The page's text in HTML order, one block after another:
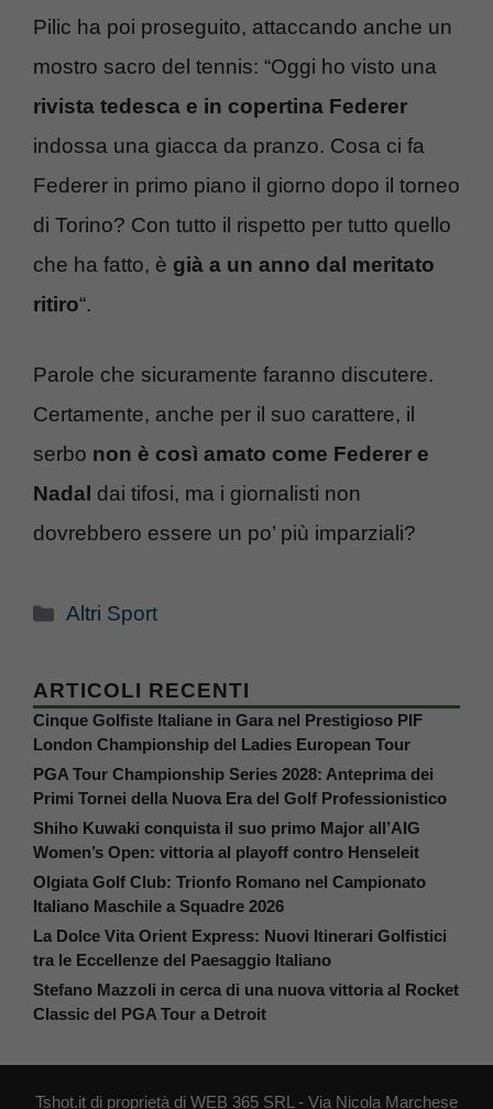
Pilic ha poi proseguito, attaccando anche un
mostro sacro del tennis: “Oggi ho visto una
rivista tedesca e in copertina Federer
indossa una giacca da pranzo. Cosa ci fa
Federer in primo piano il giorno dopo il torneo
di Torino? Con tutto il rispetto per tutto quello
che ha fatto, è già a un anno dal meritato
ritiro“.
Parole che sicuramente faranno discutere.
Certamente, anche per il suo carattere, il
serbo non è così amato come Federer e
Nadal dai tifosi, ma i giornalisti non
dovrebbero essere un po’ più imparziali?
Categorie
Altri Sport
ARTICOLI RECENTI
Cinque Golfiste Italiane in Gara nel Prestigioso PIF
London Championship del Ladies European Tour
PGA Tour Championship Series 2028: Anteprima dei
Primi Tornei della Nuova Era del Golf Professionistico
Shiho Kuwaki conquista il suo primo Major all’AIG
Women’s Open: vittoria al playoff contro Henseleit
Olgiata Golf Club: Trionfo Romano nel Campionato
Italiano Maschile a Squadre 2026
La Dolce Vita Orient Express: Nuovi Itinerari Golfistici
tra le Eccellenze del Paesaggio Italiano
Stefano Mazzoli in cerca di una nuova vittoria al Rocket
Classic del PGA Tour a Detroit
Tshot.it di proprietà di WEB 365 SRL - Via Nicola Marchese